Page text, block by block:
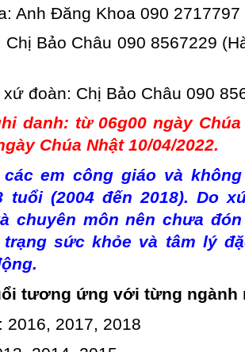
Anh Đăng Khoa 090 2717797
Chị Bảo Châu 090 8567229
đoàn: Chị Bảo Châu 090
danh: từ 06g00 ngày Chúa
Chúa Nhật 10/04/2022.
em công giáo và
tuổi (2004 đến 2018). Do
chuyên môn nên chưa
sức khỏe và tâm lý
tương ứng với từng ngành
2016, 2017, 2018